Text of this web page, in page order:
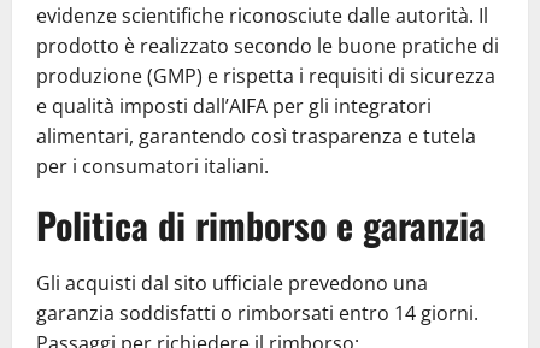
evidenze scientifiche riconosciute dalle autorità. Il
prodotto è realizzato secondo le buone pratiche di
produzione (GMP) e rispetta i requisiti di sicurezza
e qualità imposti dall’AIFA per gli integratori
alimentari, garantendo così trasparenza e tutela
per i consumatori italiani.
Politica di rimborso e garanzia
Gli acquisti dal sito ufficiale prevedono una
garanzia soddisfatti o rimborsati entro 14 giorni.